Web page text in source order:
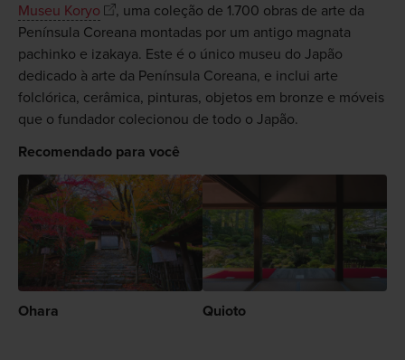
Museu Koryo
, uma coleção de 1.700 obras de arte da
Península Coreana montadas por um antigo magnata
pachinko e izakaya. Este é o único museu do Japão
dedicado à arte da Península Coreana, e inclui arte
folclórica, cerâmica, pinturas, objetos em bronze e móveis
que o fundador colecionou de todo o Japão.
Recomendado para você
Ohara Quioto